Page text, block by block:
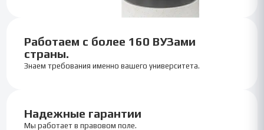
Работаем с более 160 ВУЗами
страны.
Знаем требования именно вашего университета.
Надежные гарантии
Мы работает в правовом поле.